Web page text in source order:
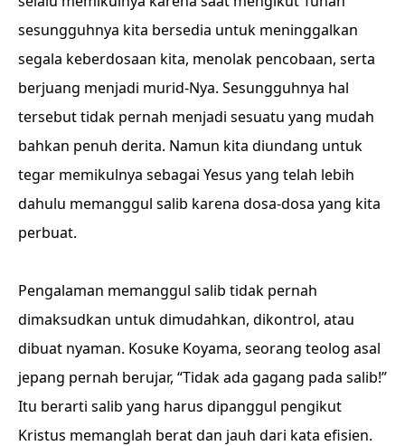
sesungguhnya kita bersedia untuk meninggalkan
segala keberdosaan kita, menolak pencobaan, serta
berjuang menjadi murid-Nya. Sesungguhnya hal
tersebut tidak pernah menjadi sesuatu yang mudah
bahkan penuh derita. Namun kita diundang untuk
tegar memikulnya sebagai Yesus yang telah lebih
dahulu memanggul salib karena dosa-dosa yang kita
perbuat.
Pengalaman memanggul salib tidak pernah
dimaksudkan untuk dimudahkan, dikontrol, atau
dibuat nyaman. Kosuke Koyama, seorang teolog asal
jepang pernah berujar, “Tidak ada gagang pada salib!”
Itu berarti salib yang harus dipanggul pengikut
Kristus memanglah berat dan jauh dari kata efisien.